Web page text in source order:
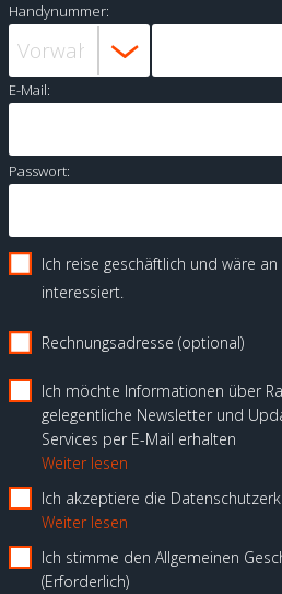
Handynummer:
E-Mail:
Passwort:
Ich reise geschäftlich und wäre
interessiert.
Rechnungsadresse (optional)
Ich möchte Informationen über
gelegentliche Newsletter und
Services per E-Mail erhalten
Weiter lesen
Ich akzeptiere die
Weiter lesen
Ich stimme den Allgemeinen
Erforderlich